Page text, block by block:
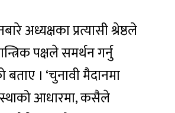
अध्यक्षका प्रत्यासी श्रेष्ठले
पक्षले समर्थन गर्नु
। ‘चुनावी मैदानमा
आधारमा, कसैले